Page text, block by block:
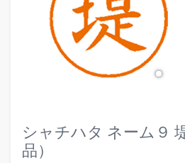
シャチハタ ネーム９
品）